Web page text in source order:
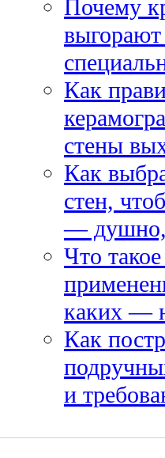
Почему
Как
стены
Как
стен,
— душно,
Что
каких —
Как
и